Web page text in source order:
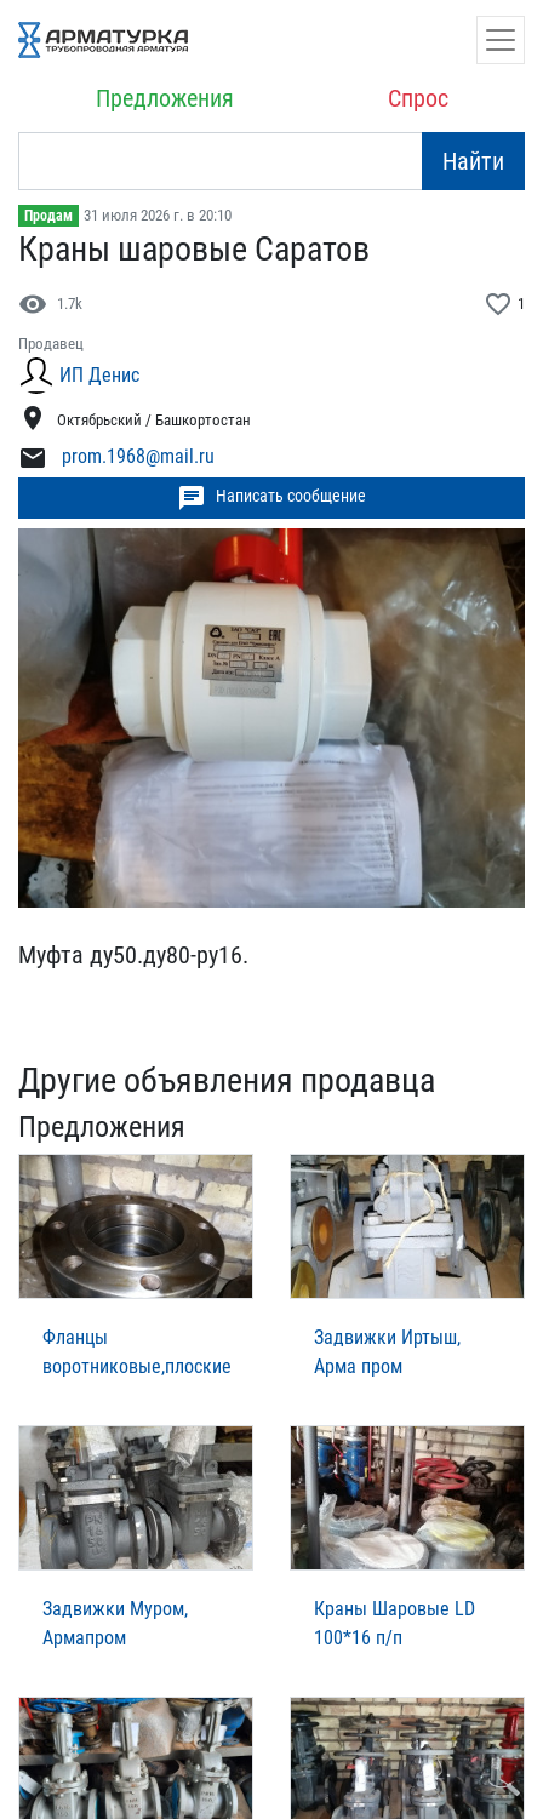
Предложения Спрос
Найти
Продам 31 июля 2026 г. в 20:10
Краны шаровые Саратов
visibility 1.7k favorite_border 1
Продавец
ИП Денис
location_on Октябрьский / Башкортостан
mail prom.1968@mail.ru
chat Написать сообщение
Муфта ду50.ду80-ру16.
Другие объявления продавца
Предложения
Фланцы
воротниковые,плоские
Задвижки Иртыш,
Арма пром
Задвижки Муром,
Армапром
Краны Шаровые LD
100*16 п/п